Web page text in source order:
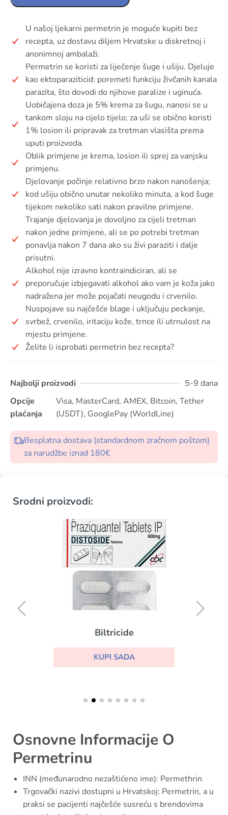
U našoj ljekarni permetrin je moguće kupiti bez
recepta, uz dostavu diljem Hrvatske u diskretnoj i
anonimnoj ambalaži.
Permetrin se koristi za liječenje šuge i ušiju. Djeluje
kao ektoparaziticid: poremeti funkciju živčanih kanala
parazita, što dovodi do njihove paralize i uginuća.
Uobičajena doza je 5% krema za šugu, nanosi se u
tankom sloju na cijelo tijelo; za uši se obično koristi
1% losion ili pripravak za tretman vlasišta prema
uputi proizvoda.
Oblik primjene je krema, losion ili sprej za vanjsku
primjenu.
Djelovanje počinje relativno brzo nakon nanošenja;
kod ušiju obično unutar nekoliko minuta, a kod šuge
tijekom nekoliko sati nakon pravilne primjene.
Trajanje djelovanja je dovoljno za cijeli tretman
nakon jedne primjene, ali se po potrebi tretman
ponavlja nakon 7 dana ako su živi paraziti i dalje
prisutni.
Alkohol nije izravno kontraindiciran, ali se
preporučuje izbjegavati alkohol ako vam je koža jako
nadražena jer može pojačati neugodu i crvenilo.
Nuspojave su najčešće blage i uključuju peckanje,
svrbež, crvenilo, iritaciju kože, trnce ili utrnulost na
mjestu primjene.
Želite li isprobati permetrin bez recepta?
Najbolji proizvodi
5-9 dana
Opcije
plaćanja
Visa, MasterCard, AMEX, Bitcoin, Tether
(USDT), GooglePay (WorldLine)
Besplatna dostava (standardnom zračnom poštom)
za narudžbe iznad 180€
Srodni proizvodi:
Biltricide
KUPI SADA
Osnovne Informacije O
Permetrinu
INN (međunarodno nezaštićeno ime): Permethrin
Trgovački nazivi dostupni u Hrvatskoj: Permetrin, a u
praksi se pacijenti najčešće susreću s brendovima